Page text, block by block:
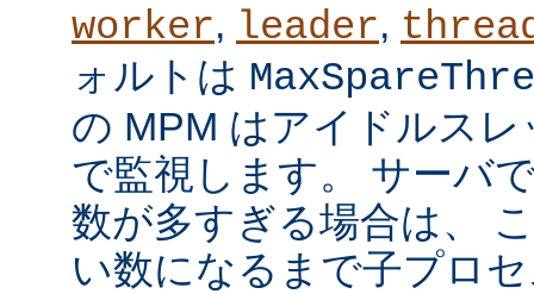
worker, leader,
ォルトは
の MPM はアイドルス
で監視します。 サーバ
数が多すぎる場合は、
い数になるまで子プロ